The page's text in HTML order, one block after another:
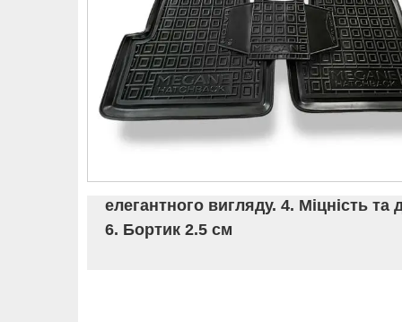
елегантного вигляду. 4. Міцність та
6. Бортик 2.5 см